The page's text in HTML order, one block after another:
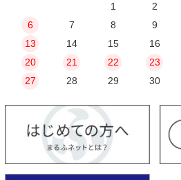
1
2
6
7 8 9
13
14 15 16
20
21 22 23
27
28 29 30